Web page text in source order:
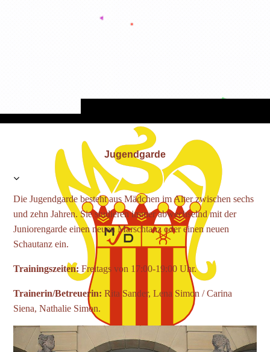
Jugendgarde
Die Jugendgarde besteht aus Mädchen im Alter zwischen sechs
und zehn Jahren. Sie studieren immer abwechselnd mit der
Juniorengarde einen neuen Marschtanz oder einen neuen
Schautanz ein.
Trainingszeiten: Freitags von 17:00-19:00 Uhr.
Trainerin/Betreuerin: Rita Sander, Lena Simon / Carina
Siena, Nathalie Simon.